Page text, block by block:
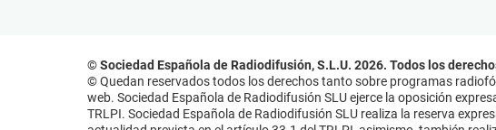
© Sociedad Española de Radiodifusión, S.L.U. 2026. Todos los
© Quedan reservados todos los derechos tanto sobre programas
web. Sociedad Española de Radiodifusión SLU ejerce la oposición
TRLPI. Sociedad Española de Radiodifusión SLU realiza la reserva